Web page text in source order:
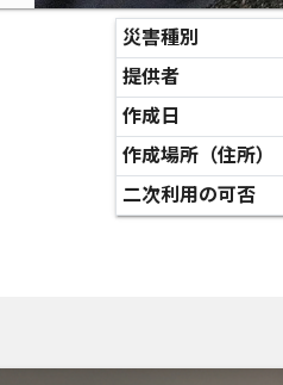
災害種別
提供者
作成日
作成場所（住所）
二次利用の可否